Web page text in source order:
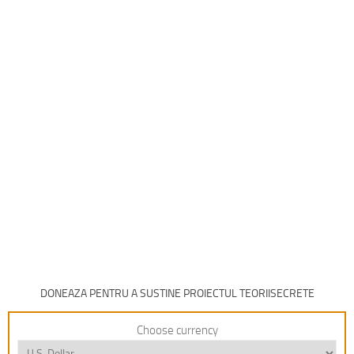
DONEAZA PENTRU A SUSTINE PROIECTUL TEORIISECRETE
Choose currency